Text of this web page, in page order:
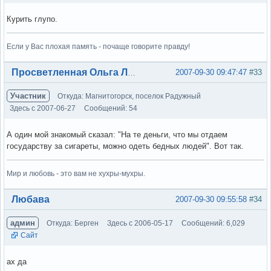
Курить глупо.
Если у Вас плохая память - почаще говорите правду!
Вне форума #33
2007-09-30 09:47:47
Участник
Откуда: Магнитогорск, поселок Радужный
Здесь с 2007-06-27
Сообщений: 54
А один мой знакомый сказал: "На те деньги, что мы отдаем
государству за сигареты, можно одеть бедных людей". Вот так.
Мир и любовь - это вам не хухры-мухры.
Вне форума #34
2007-09-30 09:55:58
Любава
админ Откуда: Берген Здесь с 2006-05-17
Сообщений: 6,029
Сайт
ах да